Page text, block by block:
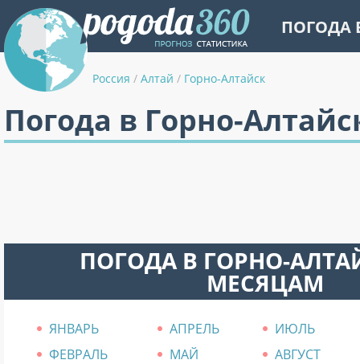
ПОГОДА
Россия / Алтай / Горно-Алтайск
Погода в Горно-
ПОГОДА В ГОРНО-
МЕСЯЦАМ
ЯНВАРЬ АПРЕЛЬ
ИЮЛЬ
ФЕВРАЛЬ
МАЙ
АВГУСТ